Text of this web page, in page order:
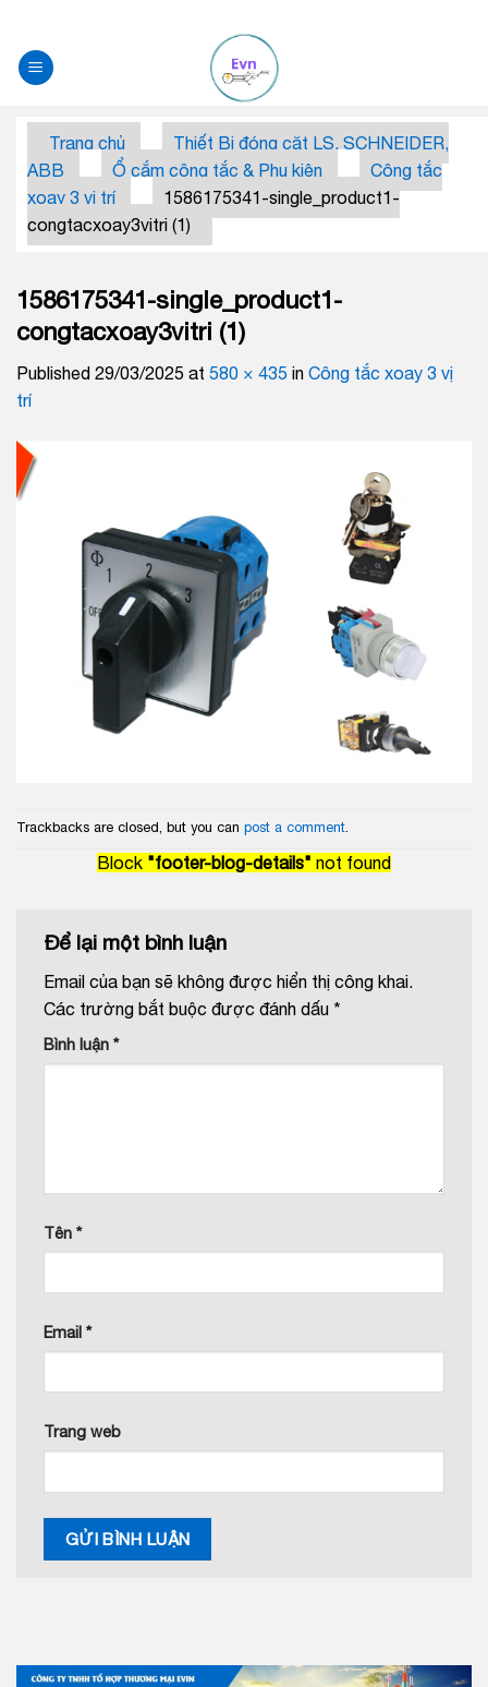
Trang chủ
Thiết Bị đóng căt LS, SCHNEIDER,
ABB
Ổ cắm công tắc & Phụ kiện
Công tắc
xoay 3 vị trí
1586175341-single_product1-
congtacxoay3vitri (1)
1586175341-single_product1-
congtacxoay3vitri (1)
Published 29/03/2025 at 580 × 435 in Công tắc xoay 3 vị
trí
Trackbacks are closed, but you can post a comment.
Block "footer-blog-details" not found
Để lại một bình luận
Email của bạn sẽ không được hiển thị công khai.
Các trường bắt buộc được đánh dấu *
Bình luận *
Tên *
Email *
Trang web